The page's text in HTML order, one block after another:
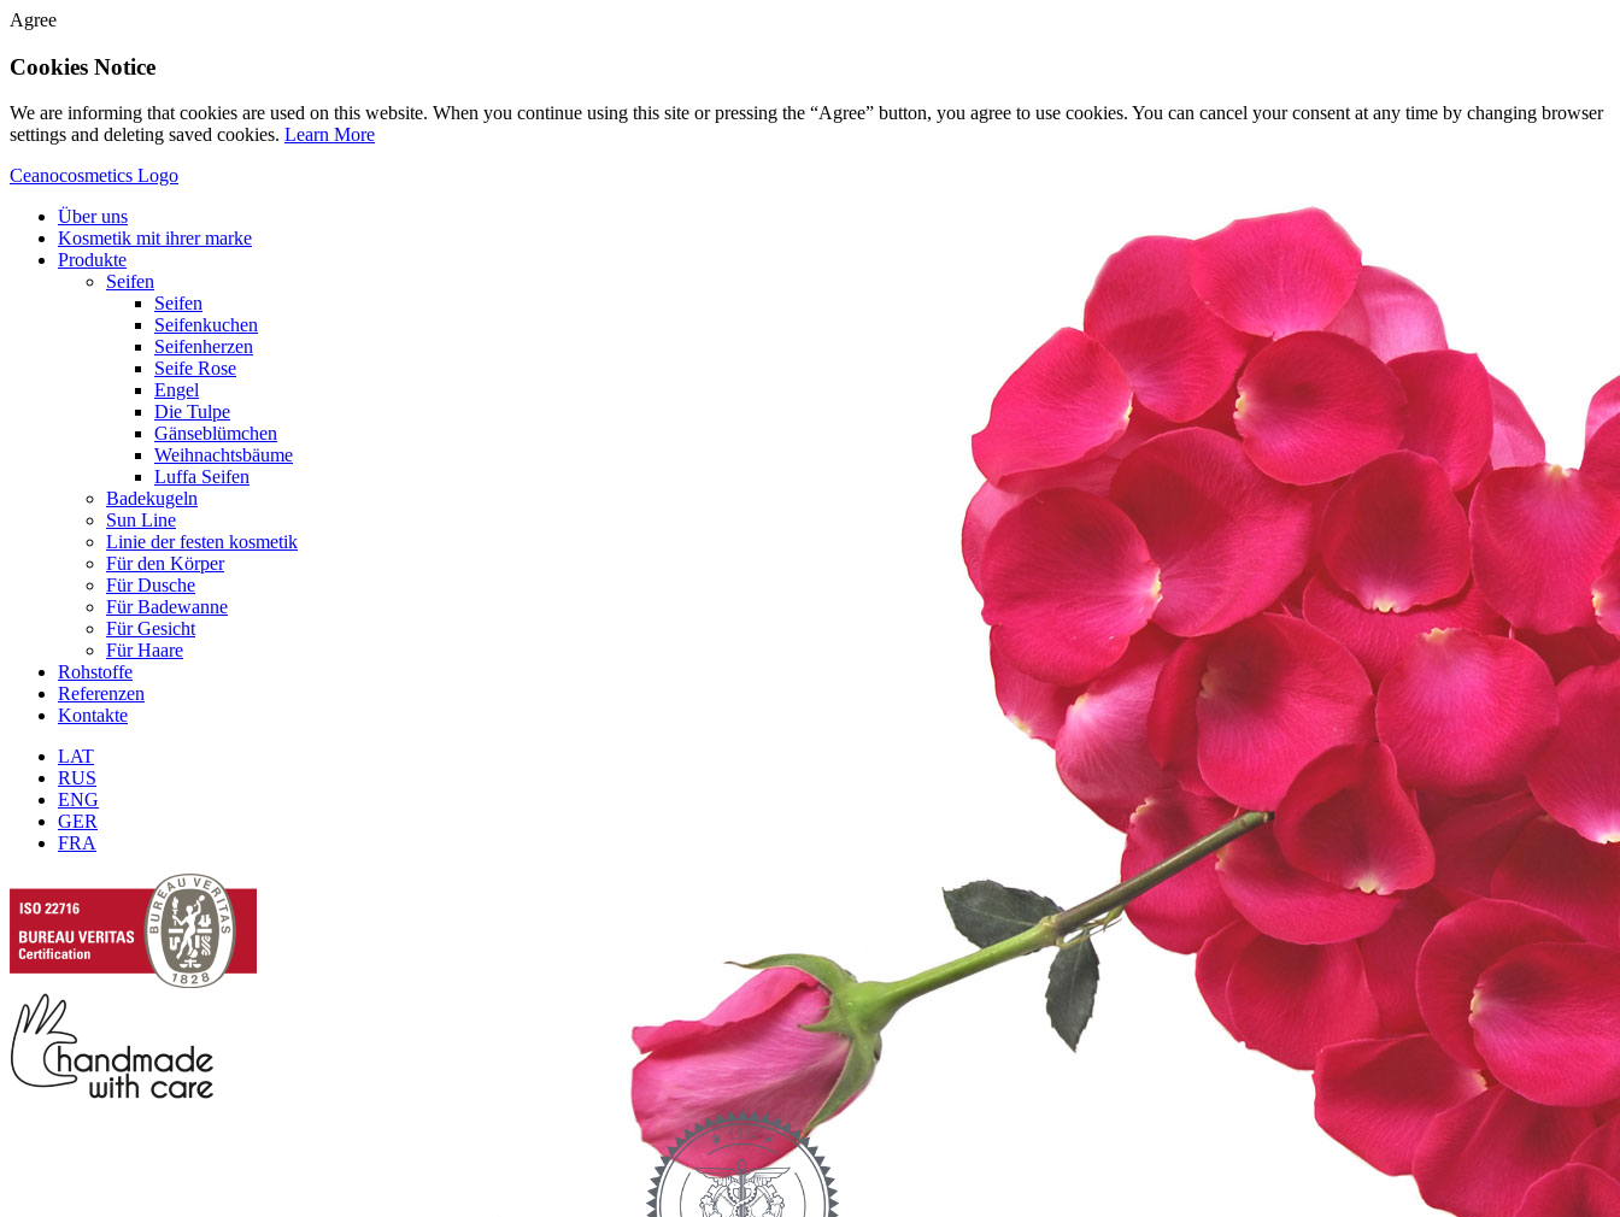
Agree
Cookies Notice
We are informing that cookies are used on this website. When you continue using this site or pressing the “Agree” button, you agree to use cookies. You can cancel your consent at any time by changing browser
settings and deleting saved cookies. Learn More
Ceanocosmetics Logo
Über uns
Kosmetik mit ihrer marke
Produkte
Seifen
Seifen
Seifenkuchen
Seifenherzen
Seife Rose
Engel
Die Tulpe
Gänseblümchen
Weihnachtsbäume
Luffa Seifen
Badekugeln
Sun Line
Linie der festen kosmetik
Für den Körper
Für Dusche
Für Badewanne
Für Gesicht
Für Haare
Rohstoffe
Referenzen
Kontakte
LAT
RUS
ENG
GER
FRA